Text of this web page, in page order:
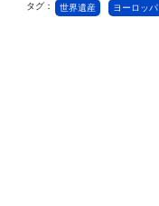
タグ： 世界遺産 ヨーロッパ